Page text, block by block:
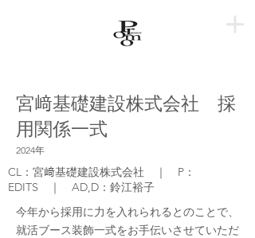
宮﨑基礎建設株式会社 採
用関係一式
2024年
CL：宮﨑基礎建設株式会社 ｜ P：
EDITS ｜ AD,D：鈴江裕子
今年から採用に力を入れられるとのことで、
就活ブース装飾一式をお手伝いさせていただ